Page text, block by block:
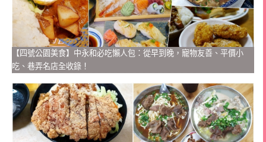
【四號公園美食】中永和必吃懶人包：從早到晚，寵物友善、平價小
吃、巷弄名店全收錄！